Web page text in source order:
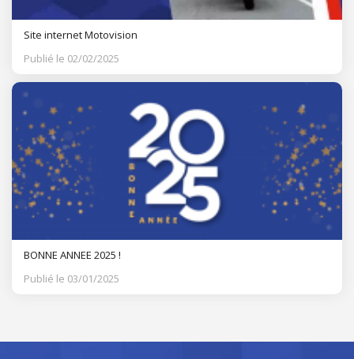
Site internet Motovision
Publié le 02/02/2025
BONNE ANNEE 2025 !
Publié le 03/01/2025